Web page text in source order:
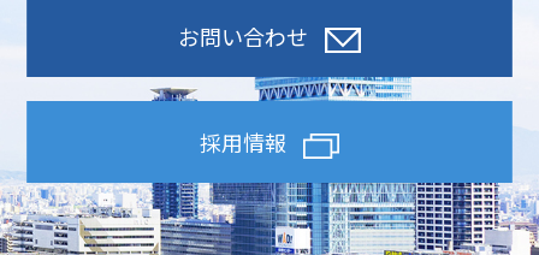
お問い合わせ
採用情報